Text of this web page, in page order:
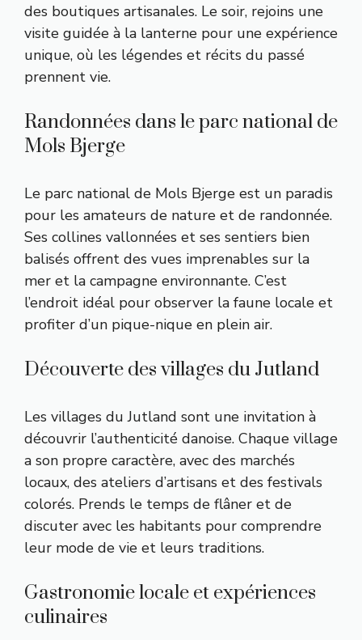
des boutiques artisanales. Le soir, rejoins une
visite guidée à la lanterne pour une expérience
unique, où les légendes et récits du passé
prennent vie.
Randonnées dans le parc national de
Mols Bjerge
Le parc national de Mols Bjerge est un paradis
pour les amateurs de nature et de randonnée.
Ses collines vallonnées et ses sentiers bien
balisés offrent des vues imprenables sur la
mer et la campagne environnante. C’est
l’endroit idéal pour observer la faune locale et
profiter d’un pique-nique en plein air.
Découverte des villages du Jutland
Les villages du Jutland sont une invitation à
découvrir l’authenticité danoise. Chaque village
a son propre caractère, avec des marchés
locaux, des ateliers d’artisans et des festivals
colorés. Prends le temps de flâner et de
discuter avec les habitants pour comprendre
leur mode de vie et leurs traditions.
Gastronomie locale et expériences
culinaires